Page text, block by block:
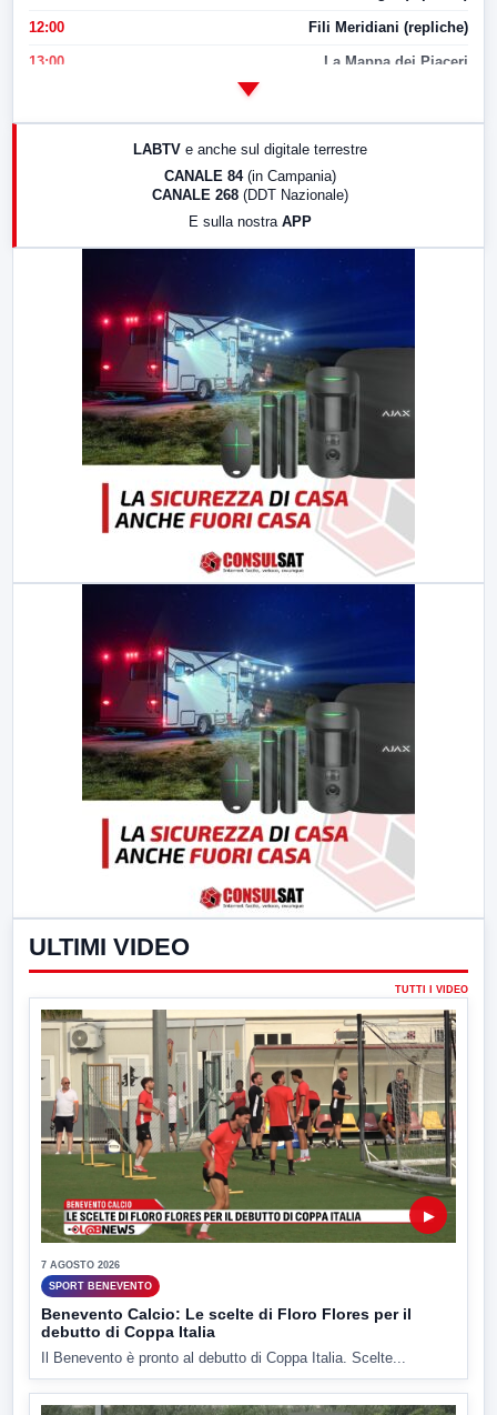
12:00 Fili Meridiani (repliche)
13:00 La Mappa dei Piaceri
17:00 LabNews (replica)
LABTV e anche sul digitale terrestre
CANALE 84 (in Campania)
CANALE 268 (DDT Nazionale)
E sulla nostra APP
ULTIMI VIDEO
TUTTI I VIDEO
▶
7 AGOSTO 2026
SPORT BENEVENTO
Benevento Calcio: Le scelte di Floro Flores per il
debutto di Coppa Italia
Il Benevento è pronto al debutto di Coppa Italia. Scelte...